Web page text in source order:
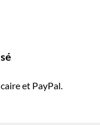
et PayPal.